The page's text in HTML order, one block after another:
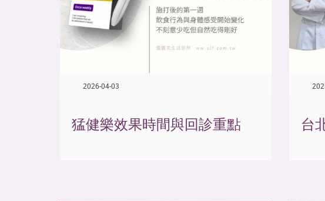
2026-04-03
猛健樂效果時間與回診重點 台